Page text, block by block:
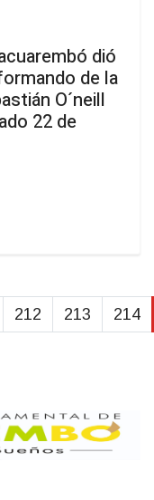
dió
de la
O´neill
22 de
212 213 214